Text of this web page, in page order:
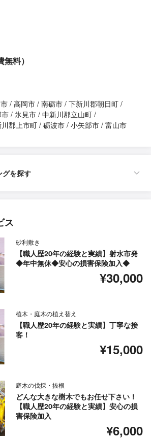
料）
高岡市 南砺市 下新川郡朝日町
氷見市 中新川郡立山町
郡上市町 砺波市 小矢部市 富山市
グを探す
ス
砂利敷き
【職人歴20年の経験と実績】射水市発
◆年中無休◆安心の損害保険加入◆
¥30,000
植木・庭木の植え替え
【職人歴20年の経験と実績】丁寧な接
客！
¥15,000
庭木の伐採・抜根
どんな大きな樹木でもお任せ下さい！
【職人歴20年の経験と実績】安心の損
害保険加入
¥6,000